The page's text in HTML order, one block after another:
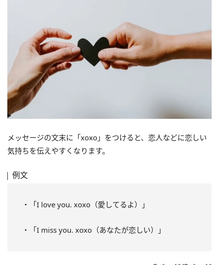
メッセージの文末に「xoxo」をつけると、恋人などに恋しい
気持ちを伝えやすくなります。
例文
・「I love you. xoxo（愛してるよ）」
・「I miss you. xoxo（あなたが恋しい）」